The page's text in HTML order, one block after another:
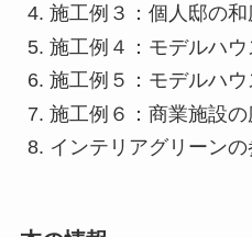
施工例３：個人邸の和
施工例４：モデルハウ
施工例５：モデルハウ
施工例６：商業施設の
インテリアグリーンの